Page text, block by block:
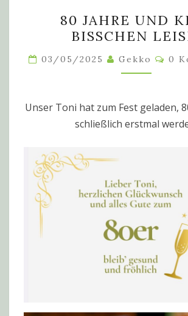
JAHRE
UND
KEIN
BISSCHEN
80 JAHRE UND
BISSCHEN
03/05/2025 Gekko 0
Unser Toni hat zum Fest geladen,
schließlich erstmal